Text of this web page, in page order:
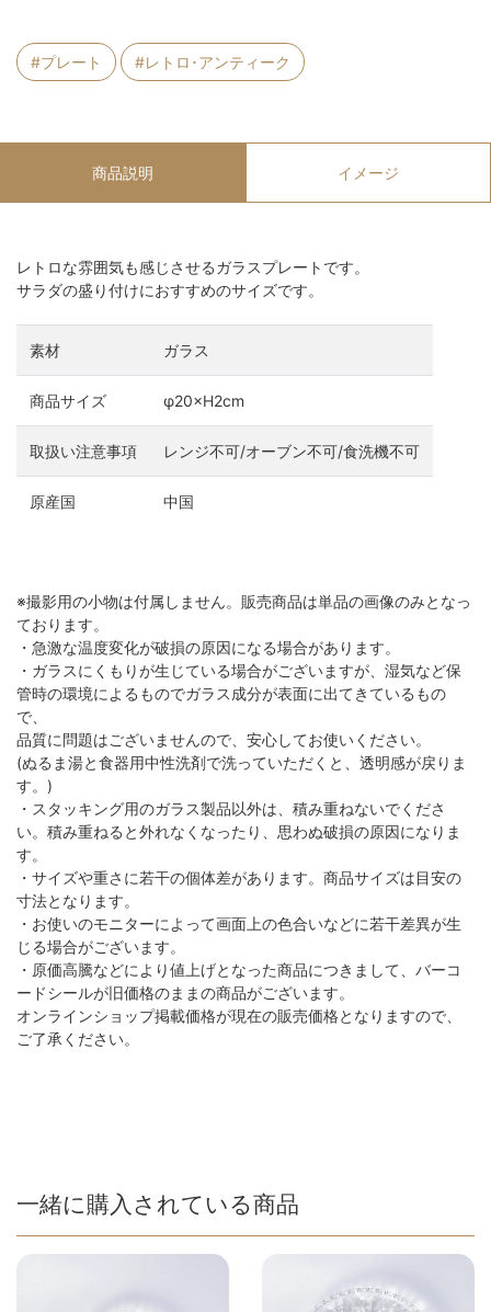
#プレート #レトロ･アンティーク
商品説明 イメージ
レトロな雰囲気も感じさせるガラスプレートです。
サラダの盛り付けにおすすめのサイズです。
素材 ガラス
商品サイズ φ20×H2cm
取扱い注意事項 レンジ不可/オーブン不可/食洗機不可
原産国 中国
※撮影用の小物は付属しません。販売商品は単品の画像のみとなっ
ております。
・急激な温度変化が破損の原因になる場合があります。
・ガラスにくもりが生じている場合がございますが、湿気など保
管時の環境によるものでガラス成分が表面に出てきているもの
で、
品質に問題はございませんので、安心してお使いください。
(ぬるま湯と食器用中性洗剤で洗っていただくと、透明感が戻りま
す。)
・スタッキング用のガラス製品以外は、積み重ねないでくださ
い。積み重ねると外れなくなったり、思わぬ破損の原因になりま
す。
・サイズや重さに若干の個体差があります。商品サイズは目安の
寸法となります。
・お使いのモニターによって画面上の色合いなどに若干差異が生
じる場合がございます。
・原価高騰などにより値上げとなった商品につきまして、バーコ
ードシールが旧価格のままの商品がございます。
オンラインショップ掲載価格が現在の販売価格となりますので、
ご了承ください。
一緒に購入されている商品